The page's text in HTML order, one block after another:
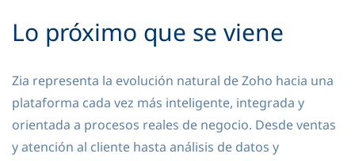
Lo próximo que se viene
Zia representa la evolución natural de Zoho hacia una
plataforma cada vez más inteligente, integrada y
orientada a procesos reales de negocio. Desde ventas
y atención al cliente hasta análisis de datos y